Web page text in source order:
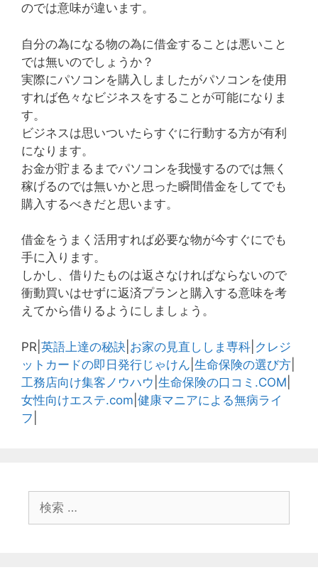
のでは意味が違います。
自分の為になる物の為に借金することは悪いこと
では無いのでしょうか？
実際にパソコンを購入しましたがパソコンを使用
すれば色々なビジネスをすることが可能になりま
す。
ビジネスは思いついたらすぐに行動する方が有利
になります。
お金が貯まるまでパソコンを我慢するのでは無く
稼げるのでは無いかと思った瞬間借金をしてでも
購入するべきだと思います。
借金をうまく活用すれば必要な物が今すぐにでも
手に入ります。
しかし、借りたものは返さなければならないので
衝動買いはせずに返済プランと購入する意味を考
えてから借りるようにしましょう。
PR| 英語上達の秘訣 お家の見直ししま専科 クレジ
ットカードの即日発行じゃけん 生命保険の選び方
工務店向け集客ノウハウ 生命保険の口コミ.COM
女性向けエステ.com 健康マニアによる無病ライ
フ